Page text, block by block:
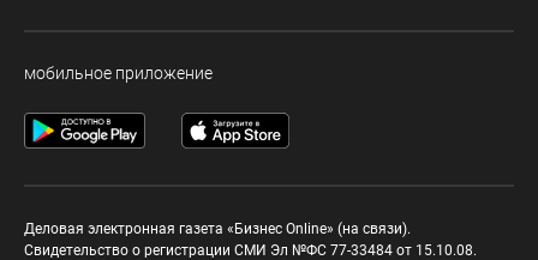
мобильное приложение
Деловая электронная газета «Бизнес Online» (на связи).
Свидетельство о регистрации СМИ Эл №ФС 77-33484 от 15.10.08.